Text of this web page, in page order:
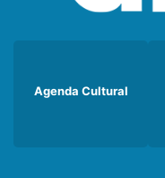
Agenda Cultural